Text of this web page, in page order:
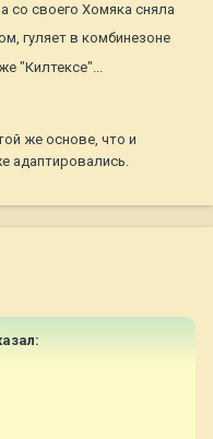
со своего Хомяка сняла
гуляет в комбинезоне
"Килтексе"...
же основе, что и
адаптировались.